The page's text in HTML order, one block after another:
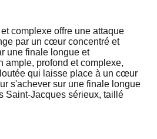
complexe offre une attaque
par un cœur concentré et
une finale longue et
ample, profond et complexe,
qui laisse place à un cœur
s'achever sur une finale longue
Saint-Jacques sérieux, taillé